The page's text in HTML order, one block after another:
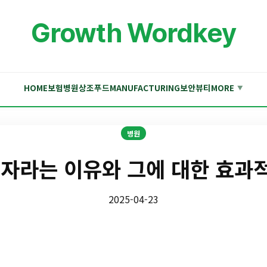
Growth Wordkey
HOME보험병원상조푸드MANUFACTURING보안뷰티MORE ▼
병원
라는 이유와 그에 대한 효과
2025-04-23